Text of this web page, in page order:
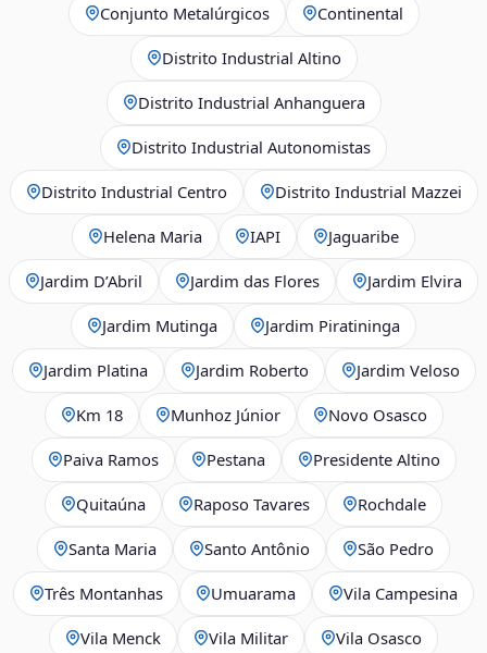
Conjunto Metalúrgicos Continental
Distrito Industrial Altino
Distrito Industrial Anhanguera
Distrito Industrial Autonomistas
Distrito Industrial Centro Distrito Industrial Mazzei
Helena Maria IAPI Jaguaribe
Jardim D’Abril Jardim das Flores Jardim Elvira
Jardim Mutinga Jardim Piratininga
Jardim Platina Jardim Roberto Jardim Veloso
Km 18 Munhoz Júnior Novo Osasco
Paiva Ramos Pestana Presidente Altino
Quitaúna Raposo Tavares Rochdale
Santa Maria Santo Antônio São Pedro
Três Montanhas Umuarama Vila Campesina
Vila Menck Vila Militar Vila Osasco